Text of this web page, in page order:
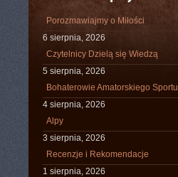
Porozmawiajmy o Miłości
6 sierpnia, 2026
Czytelnicy Dzielą się Wiedzą
5 sierpnia, 2026
Bohaterowie Amatorskiego Sportu
4 sierpnia, 2026
Alpy
3 sierpnia, 2026
Recenzje i Rekomendacje
1 sierpnia, 2026